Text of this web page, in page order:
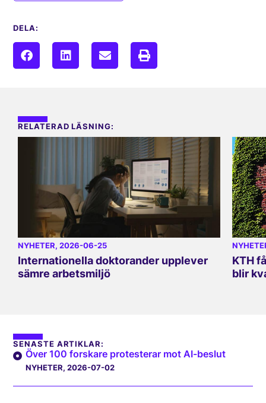
DELA:
RELATERAD LÄSNING:
NYHETER, 2026-06-25
Internationella doktorander upplever
sämre arbetsmiljö
KTH
blir
SENASTE ARTIKLAR:
Över 100 forskare protesterar mot AI-beslut
NYHETER, 2026-07-02